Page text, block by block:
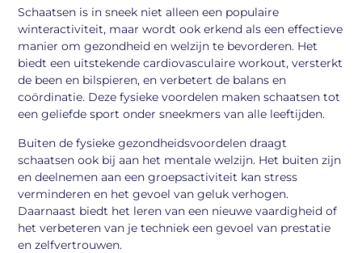
Schaatsen is in sneek niet alleen een populaire
winteractiviteit, maar wordt ook erkend als een effectieve
manier om gezondheid en welzijn te bevorderen. Het
biedt een uitstekende cardiovasculaire workout, versterkt
de been en bilspieren, en verbetert de balans en
coördinatie. Deze fysieke voordelen maken schaatsen tot
een geliefde sport onder sneekmers van alle leeftijden.
Buiten de fysieke gezondheidsvoordelen draagt
schaatsen ook bij aan het mentale welzijn. Het buiten zijn
en deelnemen aan een groepsactiviteit kan stress
verminderen en het gevoel van geluk verhogen.
Daarnaast biedt het leren van een nieuwe vaardigheid of
het verbeteren van je techniek een gevoel van prestatie
en zelfvertrouwen.